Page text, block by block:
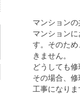
マンション
マンション
す。そのた
きません。
どうしても
その場合、
工事になりま